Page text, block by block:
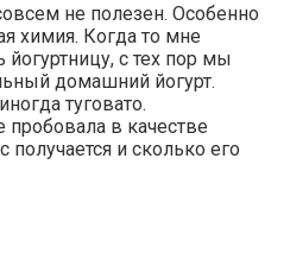
не полезен. Особенно
химия. Когда то мне
йогуртницу, с тех пор мы
домашний йогурт.
туговато.
в качестве
получается и сколько его